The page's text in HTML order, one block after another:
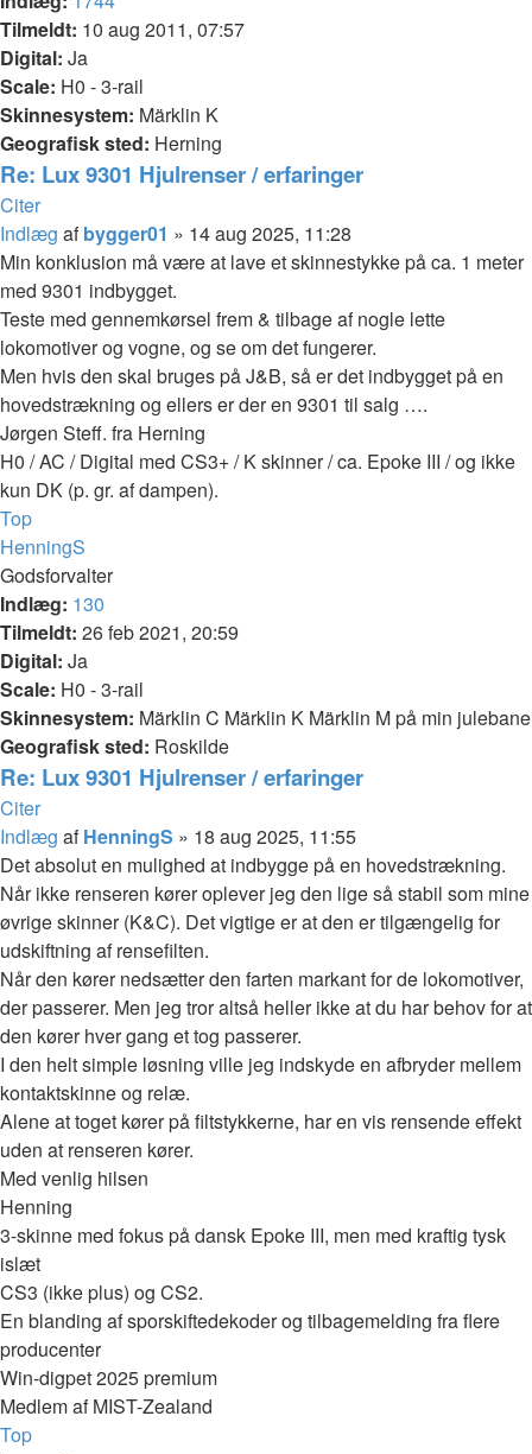
Tilmeldt: 10 aug 2011, 07:57
Digital: Ja
Scale: H0 - 3-rail
Skinnesystem: Märklin K
Geografisk sted: Herning
Re: Lux 9301 Hjulrenser / erfaringer
Citer
Indlæg afbygger01 » 14 aug 2025, 11:28
Min konklusion må være at lave et skinnestykke på ca. 1 meter
med 9301 indbygget.
Teste med gennemkørsel frem & tilbage af nogle lette
lokomotiver og vogne, og se om det fungerer.
Men hvis den skal bruges på J&B, så er det indbygget på en
hovedstrækning og ellers er der en 9301 til salg ….
Jørgen Steff. fra Herning
H0 / AC / Digital med CS3+ / K skinner / ca. Epoke III / og ikke
kun DK (p. gr. af dampen).
Top
HenningS
Godsforvalter
Indlæg: 130
Tilmeldt: 26 feb 2021, 20:59
Digital: Ja
Scale: H0 - 3-rail
Skinnesystem: Märklin C Märklin K Märklin M på min julebane
Geografisk sted: Roskilde
Re: Lux 9301 Hjulrenser / erfaringer
Citer
Indlæg afHenningS » 18 aug 2025, 11:55
Det absolut en mulighed at indbygge på en hovedstrækning.
Når ikke renseren kører oplever jeg den lige så stabil som mine
øvrige skinner (K&C). Det vigtige er at den er tilgængelig for
udskiftning af rensefilten.
Når den kører nedsætter den farten markant for de lokomotiver,
der passerer. Men jeg tror altså heller ikke at du har behov for at
den kører hver gang et tog passerer.
I den helt simple løsning ville jeg indskyde en afbryder mellem
kontaktskinne og relæ.
Alene at toget kører på filtstykkerne, har en vis rensende effekt
uden at renseren kører.
Med venlig hilsen
Henning
3-skinne med fokus på dansk Epoke III, men med kraftig tysk
islæt
CS3 (ikke plus) og CS2.
En blanding af sporskiftedekoder og tilbagemelding fra flere
producenter
Win-digpet 2025 premium
Medlem af MIST-Zealand
Top